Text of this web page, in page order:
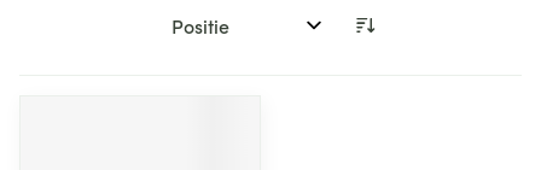
Sorteer op: